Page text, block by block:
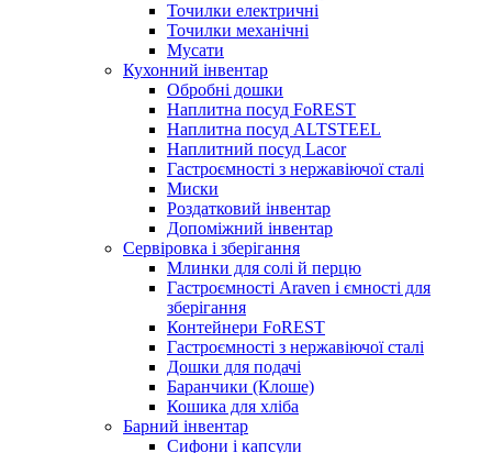
Точилки електричні
Точилки механічні
Мусати
Кухонний інвентар
Обробні дошки
Наплитна посуд FoREST
Наплитна посуд ALTSTEEL
Наплитний посуд Lacor
Гастроємності з нержавіючої сталі
Миски
Роздатковий інвентар
Допоміжний інвентар
Сервіровка і зберігання
Млинки для солі й перцю
Гастроємності Araven і ємності для
зберігання
Контейнери FoREST
Гастроємності з нержавіючої сталі
Дошки для подачі
Баранчики (Клоше)
Кошика для хліба
Барний інвентар
Сифони і капсули